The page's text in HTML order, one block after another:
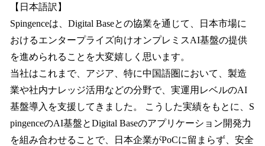
【日本語訳】
Spingenceは、Digital Baseとの協業を通じて、日本市場に
おけるエンタープライズ向けオンプレミスAI基盤の提供
を進められることを大変嬉しく思います。
当社はこれまで、アジア、特に中国語圏において、製造
業や社内ナレッジ活用などの分野で、実運用レベルのAI
基盤導入を支援してきました。 こうした実績をもとに、S
pingenceのAI基盤とDigital Baseのアプリケーション開発力
を組み合わせることで、日本企業がPoCに留まらず、安全